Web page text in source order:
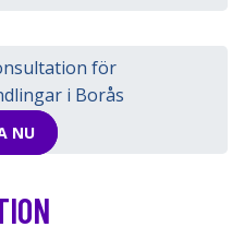
för
i Borås
NU